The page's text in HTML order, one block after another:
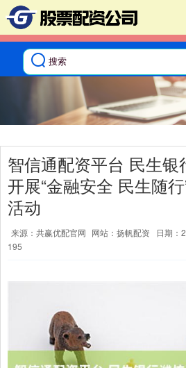
智信通配资平台 民生
开展“金融安全 民生随
活动
来源：共赢优配官网 网站：扬帆配资 日期：
195